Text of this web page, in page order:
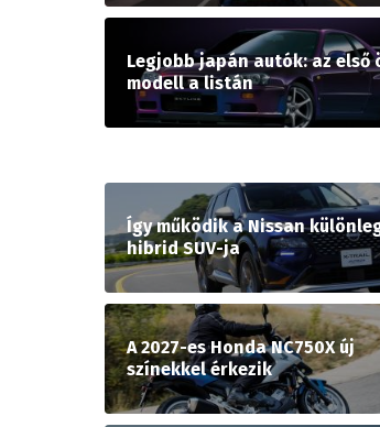
Legjobb japán autók: az első
modell a listán
Így működik a Nissan
hibrid SUV-ja
A 2027-es Honda NC750X új
színekkel érkezik